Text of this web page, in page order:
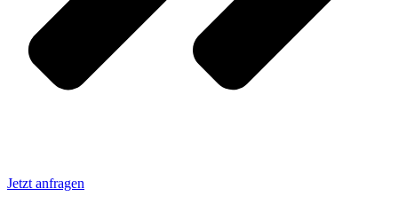
Jetzt anfragen